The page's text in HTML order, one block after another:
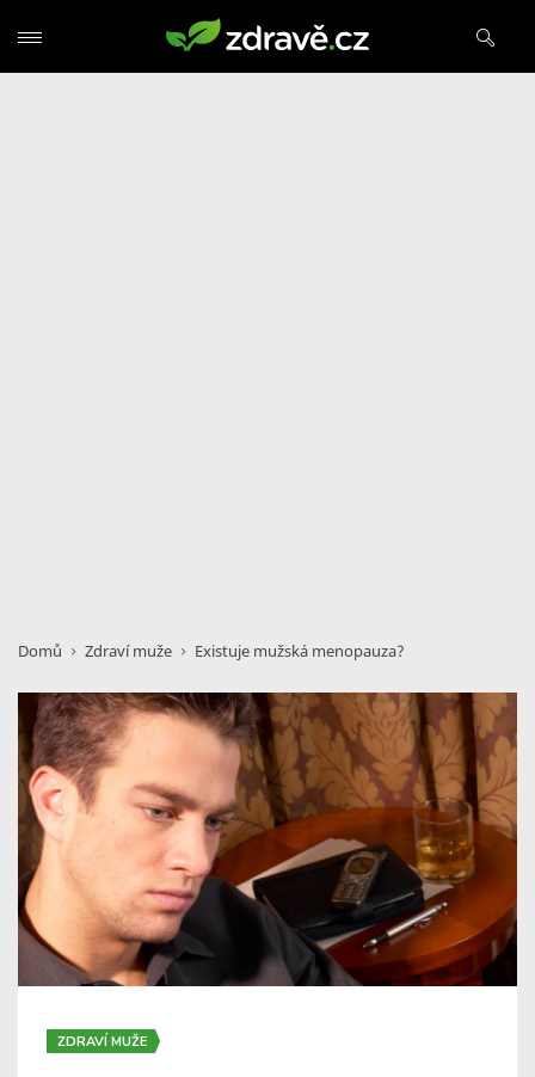
Domů Zdraví muže Existuje mužská menopauza?
ZDRAVÍ MUŽE